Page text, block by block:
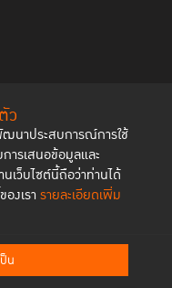
ว
นาประสบการณ์การใช้
ารเสนอข้อมูลและ
นเว็บไซต์นี้ถือว่าท่านได้
งเรา รายละเอียดเพิ่ม
น